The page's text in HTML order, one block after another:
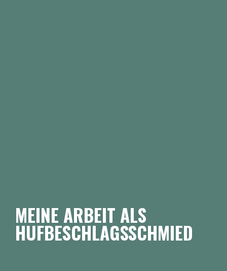
MEINE ARBEIT ALS
HUFBESCHLAGSSCHMIED